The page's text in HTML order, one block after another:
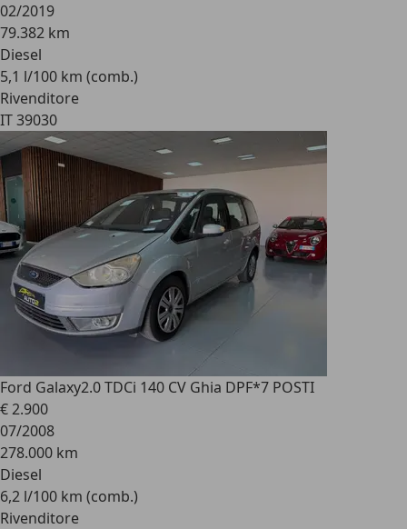
02/2019
79.382 km
Diesel
5,1 l/100 km (comb.)
Rivenditore
IT 39030
Ford Galaxy2.0 TDCi 140 CV Ghia DPF*7 POSTI
€ 2.900
07/2008
278.000 km
Diesel
6,2 l/100 km (comb.)
Rivenditore